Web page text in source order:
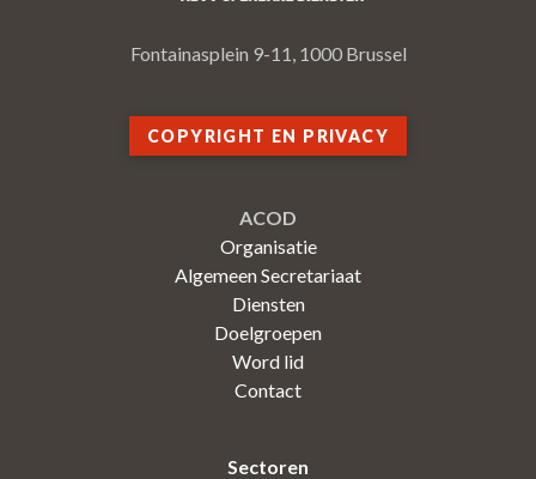
Fontainasplein 9-11, 1000 Brussel
COPYRIGHT EN PRIVACY
ACOD
Organisatie
Algemeen Secretariaat
Diensten
Doelgroepen
Word lid
Contact
Sectoren